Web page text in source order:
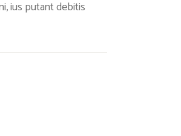
ius putant debitis